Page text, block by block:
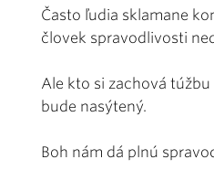
Často ľudia sklamane
človek spravodlivosti
Ale kto si zachová
bude nasýtený.
Boh nám dá plnú